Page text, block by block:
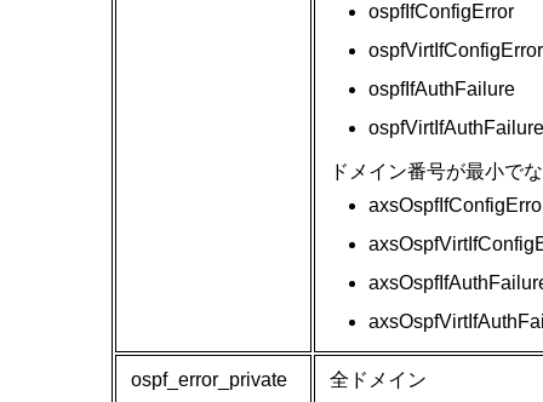
ospfIfConfigError
ospfVirtIfConfigError
ospfIfAuthFailure
ospfVirtIfAuthFailure
ドメイン番号が最小で
ospf_error_private
全ドメイン